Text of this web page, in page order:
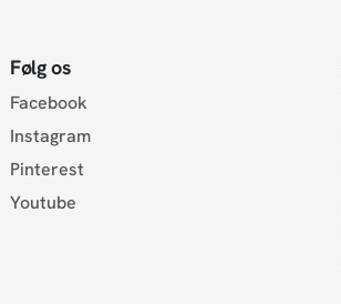
Følg os
Facebook
Instagram
Pinterest
Youtube